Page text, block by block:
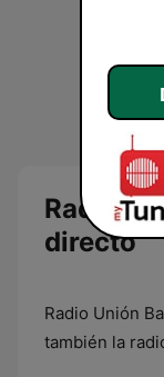
Radio
directo
Radio Unión
también la